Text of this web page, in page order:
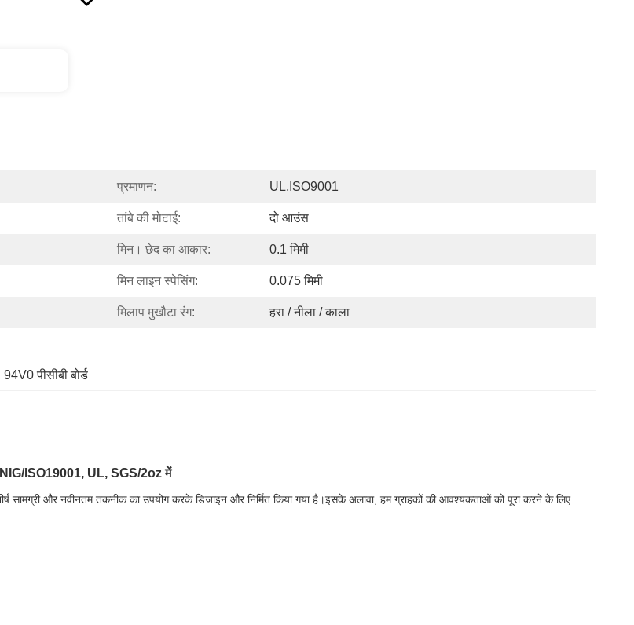
प्रमाणन: UL,ISO9001
तांबे की मोटाई: दो आउंस
मिन। छेद का आकार: 0.1 मिमी
मिन लाइन स्पेसिंग: 0.075 मिमी
मिलाप मुखौटा रंग: हरा / नीला / काला
94V0 पीसीबी बोर्ड
ISO19001, UL, SGS/2oz में
सामग्री और नवीनतम तकनीक का उपयोग करके डिजाइन और निर्मित किया गया है।इसके अलावा, हम ग्राहकों की आवश्यकताओं को पूरा करने के लिए